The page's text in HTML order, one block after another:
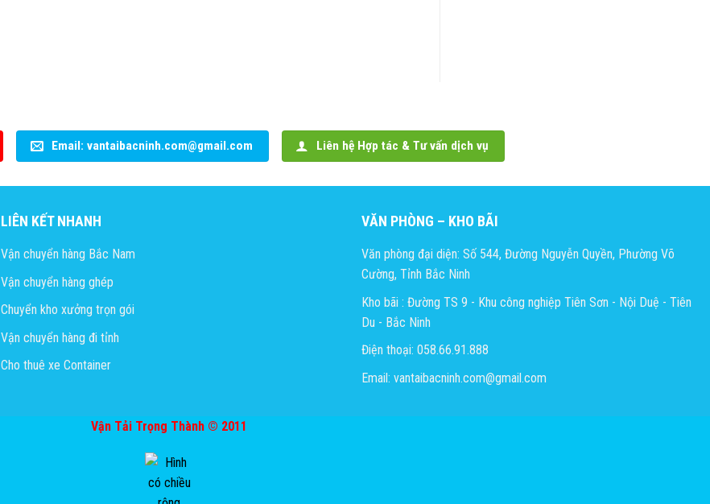
Email: vantaibacninh.com@gmail.com Liên hệ Hợp tác & Tư vấn dịch vụ
LIÊN KẾT NHANH
Vận chuyển hàng Bắc Nam
Vận chuyển hàng ghép
Chuyển kho xưởng trọn gói
Vận chuyển hàng đi tỉnh
Cho thuê xe Container
VĂN PHÒNG – KHO BÃI
Văn phòng đại diện: Số 544, Đường Nguyễn Quyền, Phường Võ
Cường, Tỉnh Bắc Ninh
Kho bãi : Đường TS 9 - Khu công nghiệp Tiên Sơn - Nội Duệ - Tiên
Du - Bắc Ninh
Điện thoại: 058.66.91.888
Email: vantaibacninh.com@gmail.com
Vận Tải Trọng Thành © 2011